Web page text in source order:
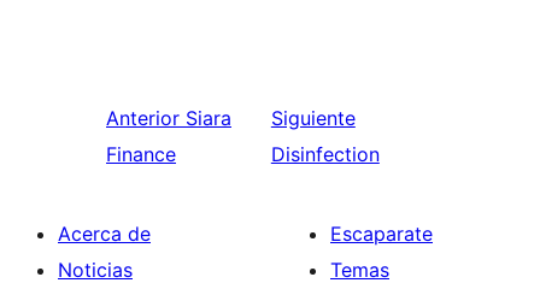
Anterior Siara
Finance
Siguiente
Disinfection
Acerca de
Noticias
Escaparate
Temas